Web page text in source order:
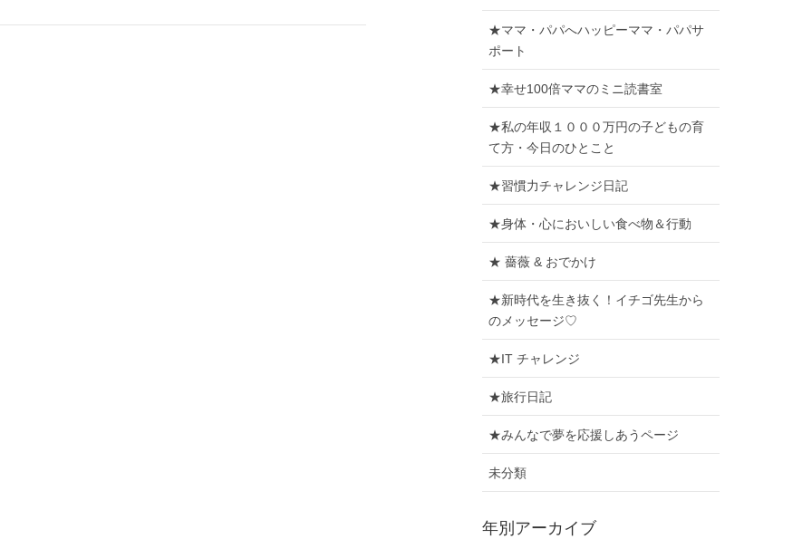
★ママ・パパへハッピーママ・パパサ
ポート
★幸せ100倍ママのミニ読書室
★私の年収１０００万円の子どもの育
て方・今日のひとこと
★習慣力チャレンジ日記
★身体・心においしい食べ物＆行動
★ 薔薇 & おでかけ
★新時代を生き抜く！イチゴ先生から
のメッセージ♡
★IT チャレンジ
★旅行日記
★みんなで夢を応援しあうページ
未分類
年別アーカイブ